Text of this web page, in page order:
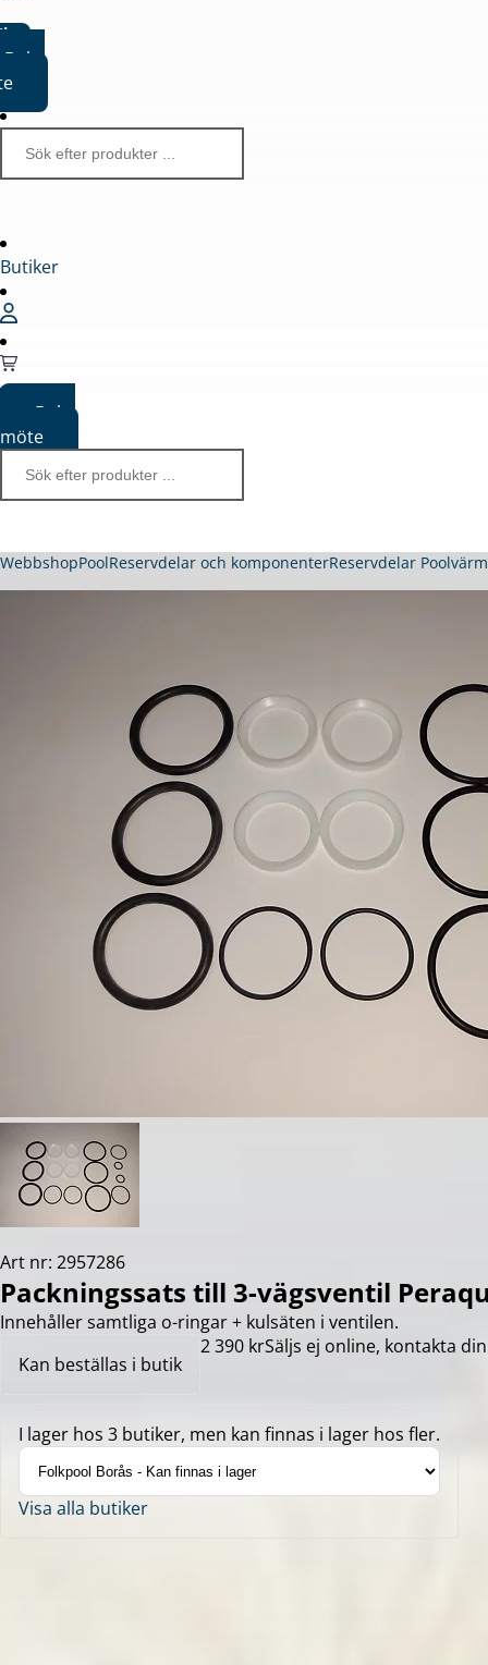
Boka
Butiker
Boka
möte
WebbshopPoolReservdelar och komponenterReservdelar
Art nr: 2957286
Packningssats till 3-vägsventil
Innehåller samtliga o-ringar + kulsäten i ventilen.
Kan beställas i butik
2 390 krSäljs ej online, kontakta
I lager hos 3 butiker, men kan finnas i lager hos fler.
Visa alla butiker